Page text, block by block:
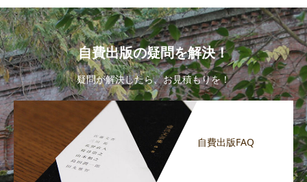
自費出版の疑問を解決！
疑問が解決したら、お見積もりを！
自費出版FAQ